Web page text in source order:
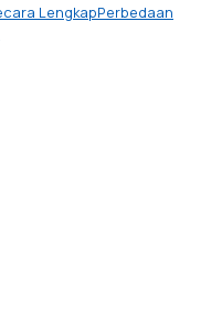
Perbedaan